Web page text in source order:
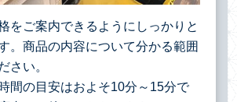
をご案内できるようにしっかりと
。商品の内容について分かる範囲
さい。
間の目安はおよそ10分～15分で